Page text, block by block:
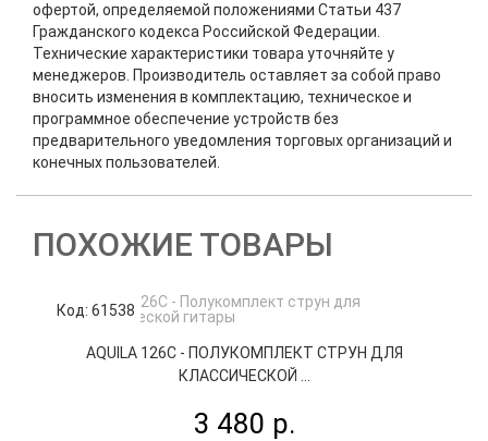
офертой, определяемой положениями Статьи 437
Гражданского кодекса Российской Федерации.
Технические характеристики товара уточняйте у
менеджеров. Производитель оставляет за собой право
вносить изменения в комплектацию, техническое и
программное обеспечение устройств без
предварительного уведомления торговых организаций и
конечных пользователей.
ПОХОЖИЕ ТОВАРЫ
Код: 61538
AQUILA 126C - ПОЛУКОМПЛЕКТ СТРУН ДЛЯ
КЛАССИЧЕСКОЙ ...
3 480 р.